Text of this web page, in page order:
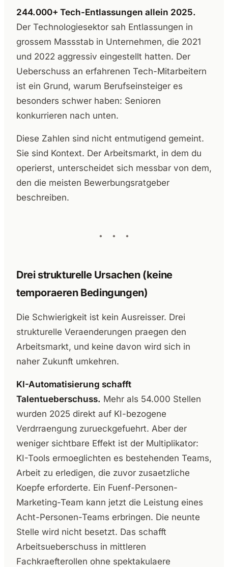
244.000+ Tech-Entlassungen allein 2025.
Der Technologiesektor sah Entlassungen in
grossem Massstab in Unternehmen, die 2021
und 2022 aggressiv eingestellt hatten. Der
Ueberschuss an erfahrenen Tech-Mitarbeitern
ist ein Grund, warum Berufseinsteiger es
besonders schwer haben: Senioren
konkurrieren nach unten.
Diese Zahlen sind nicht entmutigend gemeint.
Sie sind Kontext. Der Arbeitsmarkt, in dem du
operierst, unterscheidet sich messbar von dem,
den die meisten Bewerbungsratgeber
beschreiben.
Drei strukturelle Ursachen (keine
temporaeren Bedingungen)
Die Schwierigkeit ist kein Ausreisser. Drei
strukturelle Veraenderungen praegen den
Arbeitsmarkt, und keine davon wird sich in
naher Zukunft umkehren.
KI-Automatisierung schafft
Talentueberschuss. Mehr als 54.000 Stellen
wurden 2025 direkt auf KI-bezogene
Verdrraengung zurueckgefuehrt. Aber der
weniger sichtbare Effekt ist der Multiplikator:
KI-Tools ermoeglichten es bestehenden Teams,
Arbeit zu erledigen, die zuvor zusaetzliche
Koepfe erforderte. Ein Fuenf-Personen-
Marketing-Team kann jetzt die Leistung eines
Acht-Personen-Teams erbringen. Die neunte
Stelle wird nicht besetzt. Das schafft
Arbeitsueberschuss in mittleren
Fachkraefterollen ohne spektakulaere